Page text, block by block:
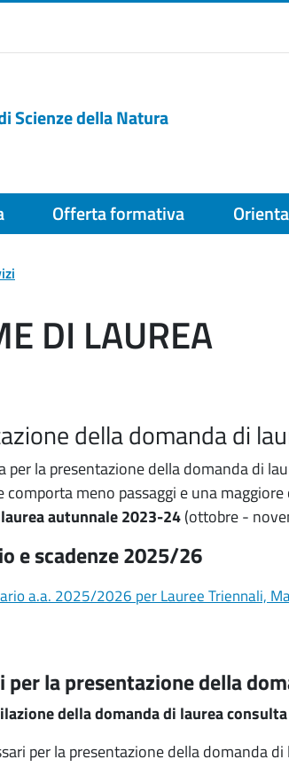
Scienze della Natura
Offerta formativa
DI LAUREA
della domanda di
per la presentazione della domanda di
comporta meno passaggi e una
autunnale 2023-24(ottobre -
e scadenze 2025/26
a.a. 2025/2026 per Lauree Triennali,
la presentazione della
della domanda di laurea
per la presentazione della domanda